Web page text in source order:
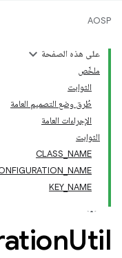
AOSP
على هذه الصفحة
ملخّص
الثوابت
طُرق وضع التصميم العامة
الإجراءات العامة
الثوابت
CLASS_NAME
KEY_NAME
Util